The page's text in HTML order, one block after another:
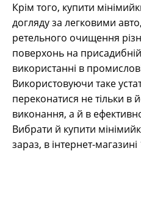
Крім того, купити
догляду за легковими
ретельного очищення
поверхонь на
використанні в
Використовуючи таке
переконатися не тільки в
виконання, а й в
Вибрати й купити
зараз, в інтернет-